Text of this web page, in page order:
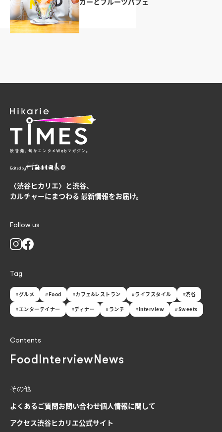
Edited by
〈渋谷ヒカリエ〉と渋谷、
カルチャーにまつわる 最新情報をお届け。
Follow us
Tag
#グルメ #Food #カフェ&レストラン #ライフスタイル
#渋谷
#エンターテイナー
#ディナー #ランチ #Interview #Sweets
Contents
Food Interview News
その他
よくあるご質問お問い合わせ個人情報に関して
アクセス渋谷ヒカリエ公式サイト